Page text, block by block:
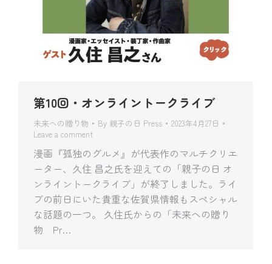
第10回・オンライントークライブ
未来への贈り物 By 親子の日 Press
2023年4月27日
Leave a comment
漫画『孤独のグルメ』が代表作のマルチクリエ
ーター、久住 昌之氏を迎えての「親子の日 オ
ンライントークライブ」が終了しました。ライ
ブの前日にいた貴重な佐賀県情報もスペシャル
な話題の一つ。 久住氏からの「未来への贈り
物 Pr…